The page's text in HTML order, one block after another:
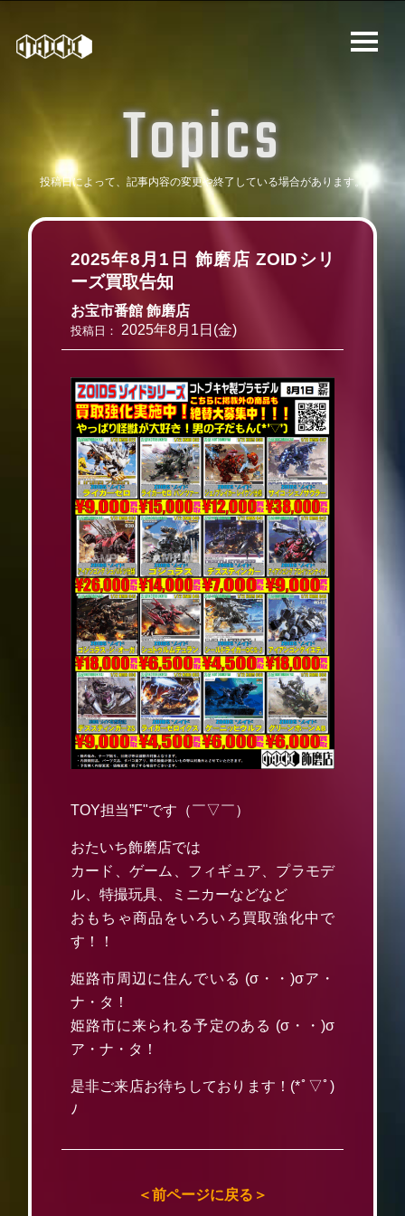
Topics
投稿日によって、記事内容の変更や終了している場合があります。
2025年8月1日 飾磨店 ZOIDシリ
ーズ買取告知
お宝市番館 飾磨店
投稿日： 2025年8月1日(金)
TOY担当”F"です（￣▽￣）
おたいち飾磨店では
カード、ゲーム、フィギュア、プラモデ
ル、特撮玩具、ミニカーなどなど
おもちゃ商品をいろいろ買取強化中で
す！！
姫路市周辺に住んでいる (σ・・)σア・
ナ・タ！
姫路市に来られる予定のある (σ・・)σ
ア・ナ・タ！
是非ご来店お待ちしております！(*ﾟ▽ﾟ)
ﾉ
＜前ページに戻る＞